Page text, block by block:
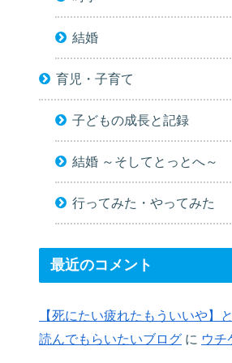
結婚
育児・子育て
子どもの成長と記録
結婚 ～そしてとっとへ～
行ってみた・やってみた
最近のコメント
【死にたい疲れたもういいや】
読んでもらいたいブログ に ウチ